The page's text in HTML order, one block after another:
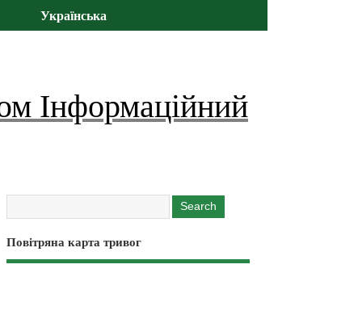
Українська
Інформаційний
Повітряна карта тривог